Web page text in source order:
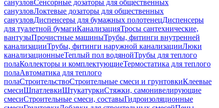
санузловСенсорные дозаторы для общественных
санузловЛоктевые дозаторы для общественных
санузловДиспенсеры для бумажных полотенецДиспенсеры
для туалетной бумагиКанализацияТросы сантехнические,
вантузыПрочистные машиныТрубы, фитинги внутренней
канализацииТрубы, фитинги наружной канализацииЛюки
канализационныеТеплый пол водянойТрубы для теплого
полаКоллекторы и комплектующиеТермостатика для теплого
полаАвтоматика для теплого
полаСтроительствоСтроительные смеси и грунтовкиКлеевые
смесиШпатлевкиШтукатуркиСтяжки, самонивелирующие
смесиСтроительные смеси, составыГидроизоляционные